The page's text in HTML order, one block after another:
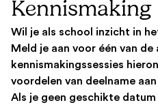
Kennismaking
Wil je als school inzicht in
Meld je aan voor één van de
kennismakingssessies
voordelen van deelname
Als je geen geschikte